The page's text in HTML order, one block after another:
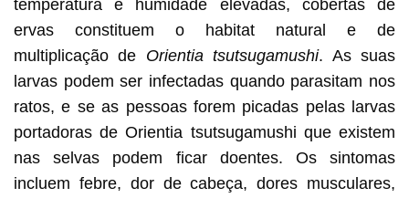
temperatura e humidade elevadas, cobertas de
ervas constituem o habitat natural e de
multiplicação de Orientia tsutsugamushi. As suas
larvas podem ser infectadas quando parasitam nos
ratos, e se as pessoas forem picadas pelas larvas
portadoras de Orientia tsutsugamushi que existem
nas selvas podem ficar doentes. Os sintomas
incluem febre, dor de cabeça, dores musculares,